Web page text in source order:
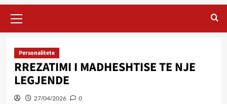
Menu
Personalitete
RREZATIMI I MADHESHTISE TE NJE
LEGJENDE
27/04/2026 0